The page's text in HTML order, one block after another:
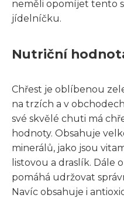
neměli opomíjet tento
jídelníčku.
Nutriční
Chřest je oblíbenou
na trzích a v
své skvělé chuti má
hodnoty. Obsahuje
minerálů, jako jsou
listovou a draslík. Dále
pomáhá udržovat
Navíc obsahuje i